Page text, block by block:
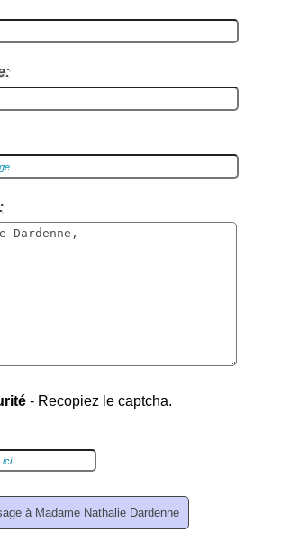
- Recopiez le captcha.